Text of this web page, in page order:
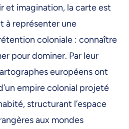
09:00
09:00
09:00
09:00
09:00
09:00
et imagination, la carte est
à représenter une
coloniale : connaître
pour dominer. Par leur
européens ont
empire colonial projeté
structurant l’espace
aux mondes